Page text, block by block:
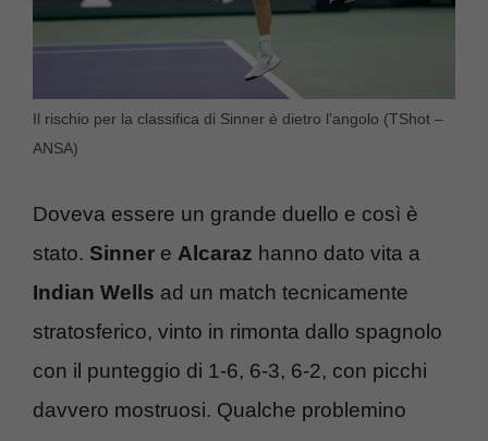
Il rischio per la classifica di Sinner è dietro l’angolo (TShot –
ANSA)
Doveva essere un grande duello e così è
stato. Sinner e Alcaraz hanno dato vita a
Indian Wells ad un match tecnicamente
stratosferico, vinto in rimonta dallo spagnolo
con il punteggio di 1-6, 6-3, 6-2, con picchi
davvero mostruosi. Qualche problemino